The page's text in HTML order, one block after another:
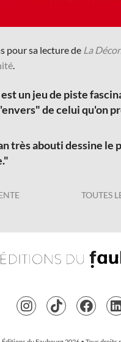
pour sa lecture de La
.
un jeu de piste
de celui qu'on
très abouti dessine le
TOUTES